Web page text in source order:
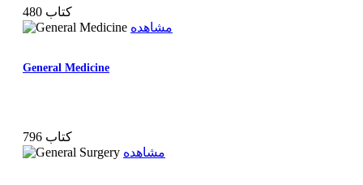
480 کتاب
مشاهده
General Medicine
796 کتاب
مشاهده